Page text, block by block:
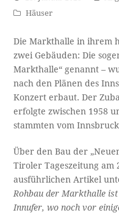
Häuser
Die Markthalle in ihrem
zwei Gebäuden: Die
Markthalle“ genannt –
nach den Plänen des
Konzert erbaut. Der
erfolgte zwischen 1958
stammten vom
Über den Bau der
Tiroler Tageszeitung am
ausführlichen Artikel
Rohbau der Markthalle
Innufer, wo noch vor